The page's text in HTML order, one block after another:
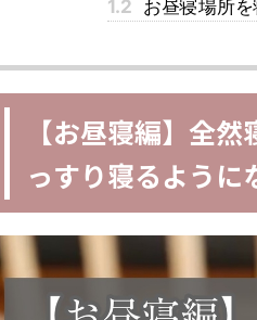
1.2 お昼寝場所
【お昼寝編】全
っすり寝るように